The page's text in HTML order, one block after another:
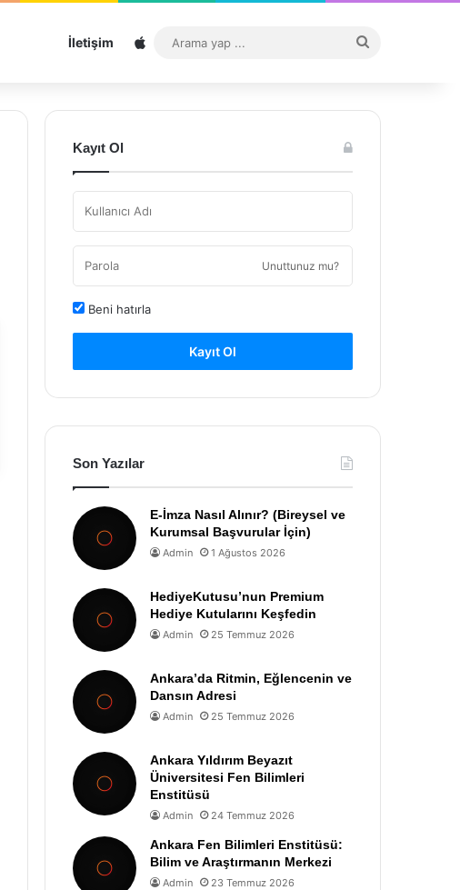
İletişim Sitemap
...
Kayıt Ol
Unuttunuz mu?
Beni hatırla
Kayıt Ol
Son Yazılar
E-İmza Nasıl Alınır? (Bireysel ve
Kurumsal Başvurular İçin)
Admin 1 Ağustos 2026
HediyeKutusu’nun Premium
Hediye Kutularını Keşfedin
Admin 25 Temmuz 2026
Ankara’da Ritmin, Eğlencenin ve
Dansın Adresi
Admin 25 Temmuz 2026
Ankara Yıldırım Beyazıt
Üniversitesi Fen Bilimleri
Enstitüsü
Admin 24 Temmuz 2026
Ankara Fen Bilimleri Enstitüsü:
Bilim ve Araştırmanın Merkezi
Admin 23 Temmuz 2026